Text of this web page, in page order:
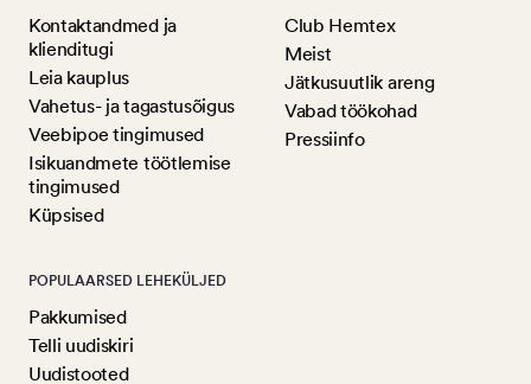
Kontaktandmed ja
klienditugi
Leia kauplus
Vahetus- ja tagastusõigus
Veebipoe tingimused
Isikuandmete töötlemise
tingimused
Küpsised
Club Hemtex
Meist
Jätkusuutlik areng
Vabad töökohad
Pressiinfo
POPULAARSED LEHEKÜLJED
Pakkumised
Telli uudiskiri
Uudistooted